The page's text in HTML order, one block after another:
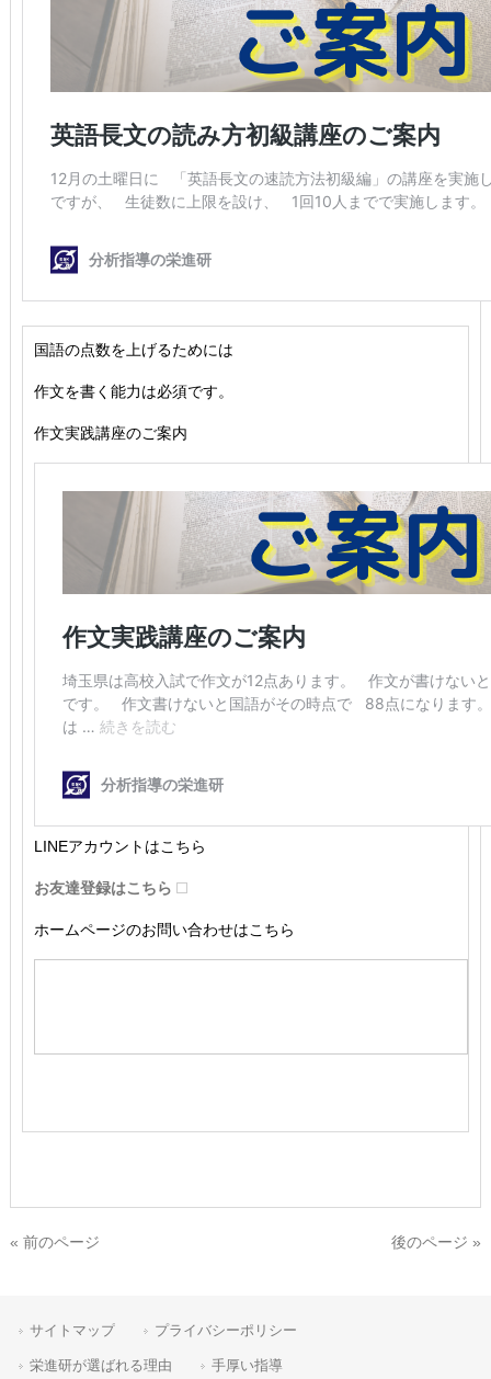
国語の点数を上げるためには
作文を書く能力は必須です。
作文実践講座のご案内
LINEアカウントはこちら
お友達登録はこちら
ホームページのお問い合わせはこちら
« 前のページ 後のページ »
サイトマップ プライバシーポリシー
栄進研が選ばれる理由 手厚い指導